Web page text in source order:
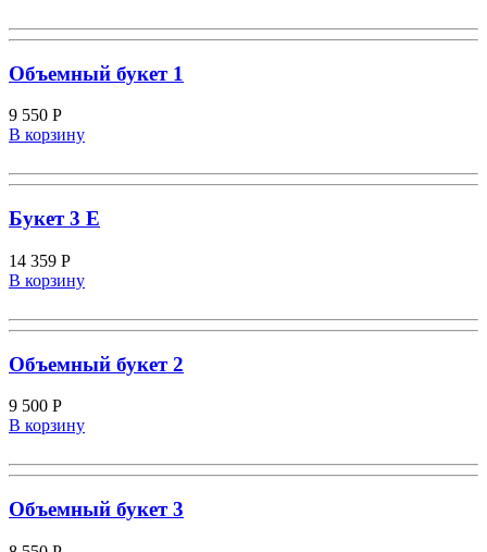
Объемный букет 1
9 550 Р
В корзину
Букет 3 E
14 359 Р
В корзину
Объемный букет 2
9 500 Р
В корзину
Объемный букет 3